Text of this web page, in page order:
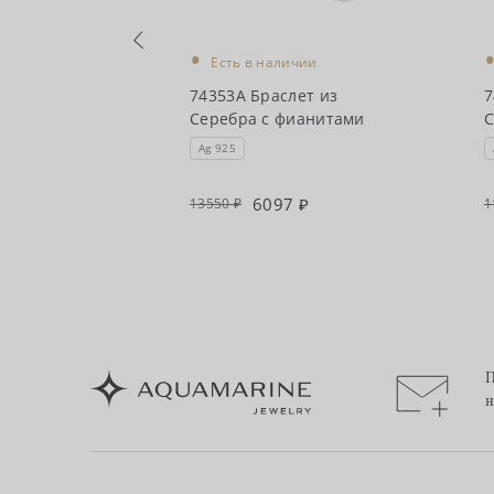
• Есть в наличии
74353А Браслет из
Серебра с фианитами
Ag 925
13550 6097